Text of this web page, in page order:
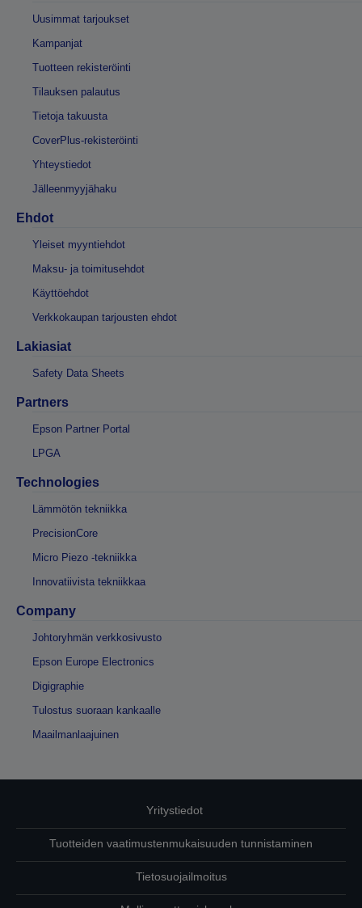
Uusimmat tarjoukset
Kampanjat
Tuotteen rekisteröinti
Tilauksen palautus
Tietoja takuusta
CoverPlus-rekisteröinti
Yhteystiedot
Jälleenmyyjähaku
Ehdot
Yleiset myyntiehdot
Maksu- ja toimitusehdot
Käyttöehdot
Verkkokaupan tarjousten ehdot
Lakiasiat
Safety Data Sheets
Partners
Epson Partner Portal
LPGA
Technologies
Lämmötön tekniikka
PrecisionCore
Micro Piezo -tekniikka
Innovatiivista tekniikkaa
Company
Johtoryhmän verkkosivusto
Epson Europe Electronics
Digigraphie
Tulostus suoraan kankaalle
Maailmanlaajuinen
Yritystiedot
Tuotteiden vaatimustenmukaisuuden tunnistaminen
Tietosuojailmoitus